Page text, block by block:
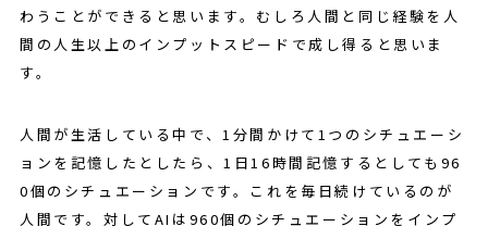
わうことができると思います。むしろ人間と同じ経験を人
間の人生以上のインプットスピードで成し得ると思いま
す。
人間が生活している中で、1分間かけて1つのシチュエーシ
ョンを記憶したとしたら、1日16時間記憶するとしても96
0個のシチュエーションです。これを毎日続けているのが
人間です。対してAIは960個のシチュエーションをインプ